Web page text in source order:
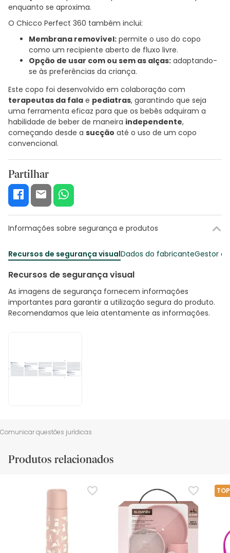
enquanto se aproxima.
O Chicco Perfect 360 também inclui:
Membrana removível: permite o uso do copo
como um recipiente aberto de fluxo livre.
Opção de usar com ou sem as alças: adaptando-
se às preferências da criança.
Este copo foi desenvolvido em colaboração com
terapeutas da fala e pediatras, garantindo que seja
uma ferramenta eficaz para que os bebês adquiram a
habilidade de beber de maneira independente,
começando desde a sucção até o uso de um copo
convencional.
Partilhar
Informações sobre segurança e produtos
Recursos de segurança visualDados do fabricanteGestor
Recursos de segurança visual
As imagens de segurança fornecem informações
importantes para garantir a utilização segura do produto.
Recomendamos que leia atentamente as informações.
Comunicar questões jurídicas
Produtos relacionados